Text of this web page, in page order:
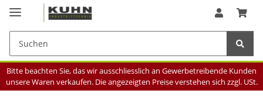
Bitte beachten Sie, das wir ausschliesslich an Gewerbetreibende Kunden
unsere Waren verkaufen. Die angezeigten Preise verstehen sich zzgl. USt.